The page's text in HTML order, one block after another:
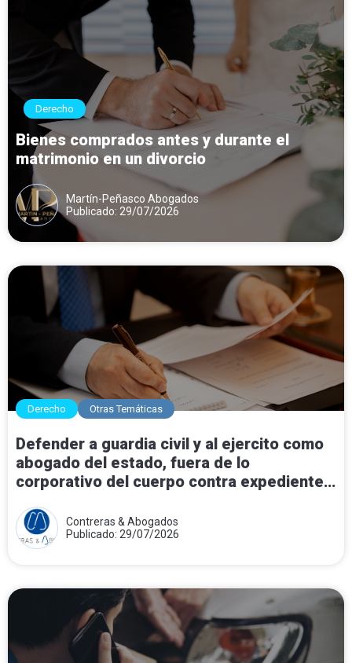
Derecho
Bienes comprados antes y durante el
matrimonio en un divorcio
Martín-Peñasco Abogados
Publicado: 29/07/2026
Derecho Otras Temáticas
Defender a guardia civil y al ejercito como
abogado del estado, fuera de lo
corporativo del cuerpo contra expedientes
Contreras & Abogados
Publicado: 29/07/2026